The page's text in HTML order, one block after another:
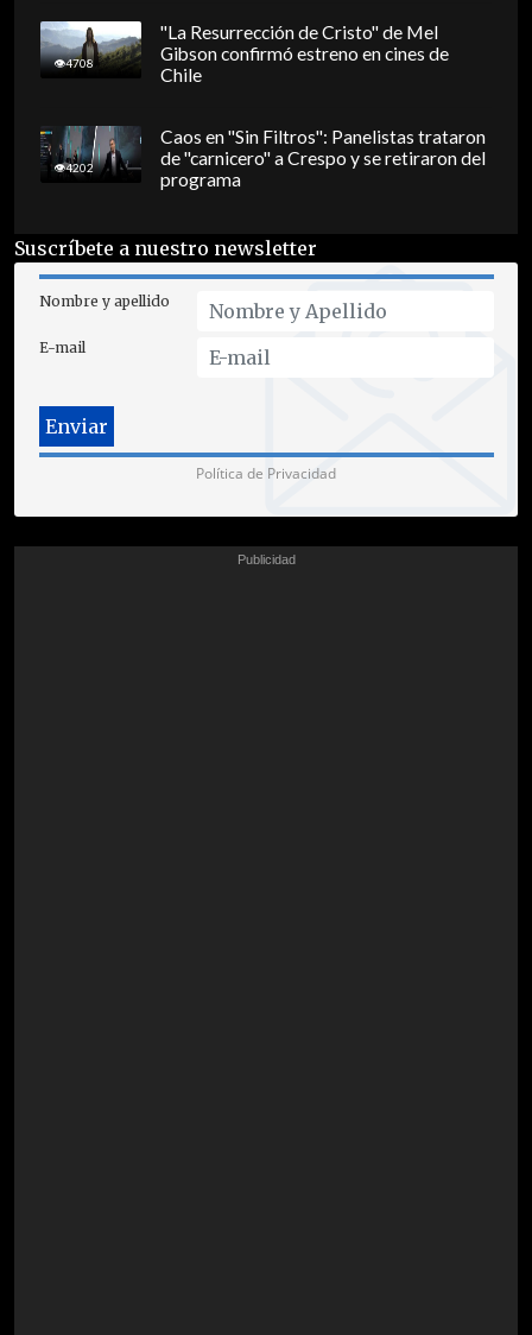
4708
"La Resurrección de Cristo" de Mel
Gibson confirmó estreno en cines de
Chile
4202
Caos en "Sin Filtros": Panelistas trataron
de "carnicero" a Crespo y se retiraron del
programa
Suscríbete a nuestro newsletter
Nombre y apellido
E-mail
Política de Privacidad